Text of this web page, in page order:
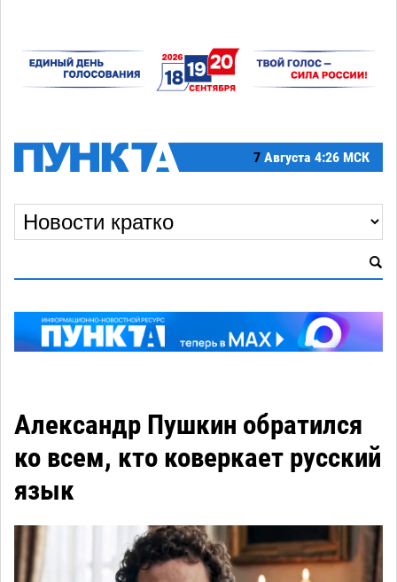
7 Августа 4:26 МСК
Александр Пушкин обратился
ко всем, кто коверкает русский
язык